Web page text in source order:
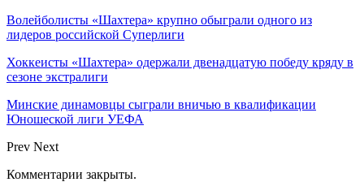
Волейболисты «Шахтера» крупно обыграли одного из
лидеров российской Суперлиги
Хоккеисты «Шахтера» одержали двенадцатую победу кряду в
сезоне экстралиги
Минские динамовцы сыграли вничью в квалификации
Юношеской лиги УЕФА
Prev Next
Комментарии закрыты.